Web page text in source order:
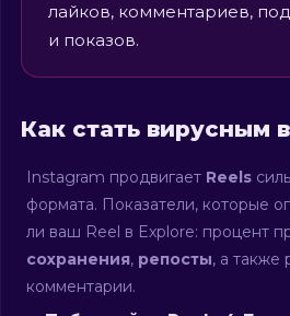
лайков, комментариев,
и показов.
Как стать вирусным
Instagram продвигает Reels
формата. Показатели, которые
ли ваш Reel в Explore: процент
сохранения, репосты, а также
комментарии.